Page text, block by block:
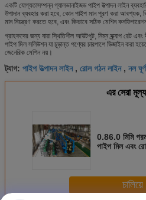
একটি যোগ্যতাসম্পন্ন গ্যালভানাইজড পাইপ উত্পাদন লাইন
উপাদান ব্যবহার করা হবে, কোন পাইপ মান পূরণ করা আবশ্যক,
মান নিয়ন্ত্রণ করতে হবে, এবং কিভাবে সঠিক মেশিন
গ্রাহকদের জন্য যারা স্থিতিশীল আউটপুট, নিম্ন স্ক্র্যাপ রেট এবং
পাইপ মিল সলিউশন যা চূড়ান্ত পণ্যের চারপাশে ডিজাইন করা
জেনেরিক মেশিন নয়।
ট্যাগ: পাইপ উত্পাদন লাইন, রোল গঠন লাইন, নল
এর সেরা
0.86.0 মিমি
পাইপ মিল এবং
চালিয়ে